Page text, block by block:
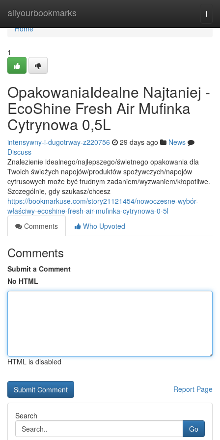
allyourbookmarks
Home
Home
1
OpakowaniaIdealne Najtaniej -
EcoShine Fresh Air Mufinka
Cytrynowa 0,5L
intensywny-i-dugotrway-z220756 29 days ago
News
Discuss
Znalezienie idealnego/najlepszego/świetnego opakowania dla
Twoich świeżych napojów/produktów spożywczych/napojów
cytrusowych może być trudnym zadaniem/wyzwaniem/kłopotliwe.
Szczególnie, gdy szukasz/chcesz
https://bookmarkuse.com/story21121454/nowoczesne-wybór-
właściwy-ecoshine-fresh-air-mufinka-cytrynowa-0-5l
Comments
Who Upvoted
Comments
Submit a Comment
No HTML
HTML is disabled
Report Page
Search
Go